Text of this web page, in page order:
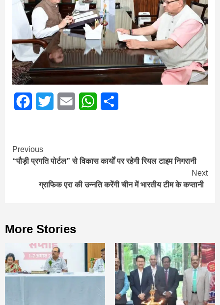
FacebookTwitter Email WhatsApp
Continue
Reading
Previous
“पौड़ी प्रगति पोर्टल” से विकास कार्यों पर रहेगी रियल टाइम निगरानी
Next
ग्राफिक एरा की उन्नति करेंगी चीन में भारतीय टीम के कप्तानी
More Stories